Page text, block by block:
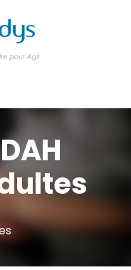
Accompagnement
Formations autour des
dys ou acquis